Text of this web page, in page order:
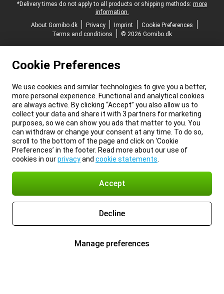
*Delivery times do not apply to all products or shipping methods: more
information.
About Gomibo.dk
Privacy Imprint
Cookie Preferences
Terms and conditions
© 2026 Gomibo.dk
Cookie Preferences
We use cookies and similar technologies to give you a better,
more personal experience. Functional and analytical cookies
are always active. By clicking “Accept” you also allow us to
collect your data and share it with 3 partners for marketing
purposes, so we can show you ads that matter to you. You
can withdraw or change your consent at any time. To do so,
scroll to the bottom of the page and click on ‘Cookie
Preferences’ in the footer. Read more about our use of
cookies in ourprivacyand cookie statements
Accept
Decline
Manage preferences